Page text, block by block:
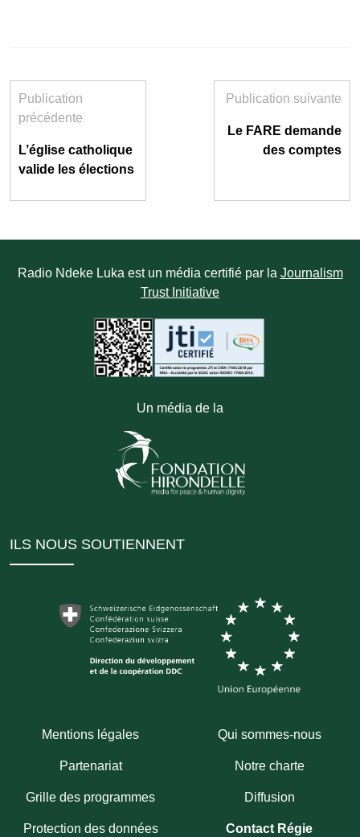
Publication
précédente
L’église catholique
valide les élections
Publication suivante
Le FARE demande
des comptes
Radio Ndeke Luka est un média certifié par la Journalism
Trust Initiative
Un média de la
ILS NOUS SOUTIENNENT
Mentions légales Qui sommes-nous
Partenariat Notre charte
Grille des programmes Diffusion
Protection des données Contact Régie